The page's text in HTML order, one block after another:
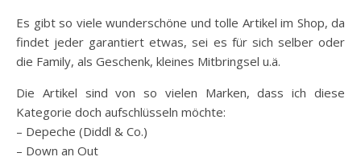
Es gibt so viele wunderschöne und tolle Artikel im Shop, da
findet jeder garantiert etwas, sei es für sich selber oder
die Family, als Geschenk, kleines Mitbringsel u.ä.
Die Artikel sind von so vielen Marken, dass ich diese
Kategorie doch aufschlüsseln möchte:
– Depeche (Diddl & Co.)
– Down an Out